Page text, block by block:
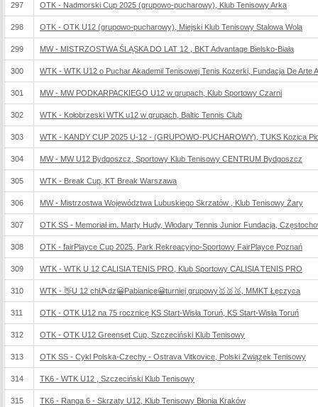
297 OTK - Nadmorski Cup 2025 (grupowo-pucharowy), Klub Tenisowy Arka
298 OTK - OTK U12 (grupowo-pucharowy), Miejski Klub Tenisowy Stalowa Wola
299 MW - MISTRZOSTWA ŚLĄSKA DO LAT 12 , BKT Advantage Bielsko-Biała
300 WTK - WTK U12 o Puchar Akademii Tenisowej Tenis Kozerki, Fundacja De Arte
301 MW - MW PODKARPACKIEGO U12 w grupach, Klub Sportowy Czarni
302 WTK - Kołobrzeski WTK u12 w grupach, Baltic Tennis Club
303 WTK - KANDY CUP 2025 U-12 - (GRUPOWO-PUCHAROWY), TUKS Kozica
304 MW - MW U12 Bydgoszcz, Sportowy Klub Tenisowy CENTRUM Bydgoszcz
305 WTK - Break Cup, KT Break Warszawa
306 MW - Mistrzostwa Województwa Lubuskiego Skrzatów , Klub Tenisowy Żary
307 OTK SS - Memoriał im. Marty Hudy, Włodary Tennis Junior Fundacja,
308 OTK - fairPlayce Cup 2025, Park Rekreacyjno-Sportowy FairPlayce Poznań
309 WTK - WTK U 12 CALISIA TENIS PRO, Klub Sportowy CALISIA TENIS PRO
310 WTK - 👋U 12 chł🎾dz😀Pabianice😀turniej grupowy🥇🥈🥉, MMKT Łęczyca
311 OTK - OTK U12 na 75 rocznicę KS Start-Wisła Toruń, KS Start-Wisła Toruń
312 OTK - OTK U12 Greenset Cup, Szczeciński Klub Tenisowy
313 OTK SS - Cykl Polska-Czechy - Ostrava Vitkovice, Polski Związek Tenisowy
314 TK6 - WTK U12 , Szczeciński Klub Tenisowy
315 TK6 - Ranga 6 - Skrzaty U12, Klub Tenisowy Błonia Kraków